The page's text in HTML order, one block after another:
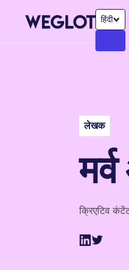
हिंदी
लेखक
क्रिएटिव